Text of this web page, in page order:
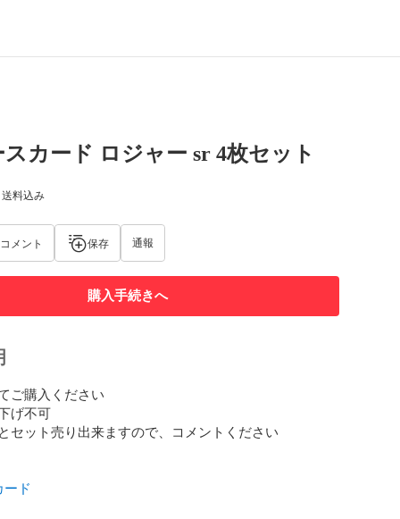
カード ロジャー sr 4枚セット
料込み
コメント 保存 通報
購入手続きへ
ご購入ください
げ不可
セット売り出来ますので、コメントください
ド